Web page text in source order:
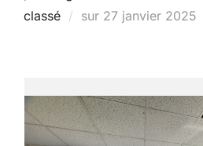
classé
sur Publié
27 janvier 2025